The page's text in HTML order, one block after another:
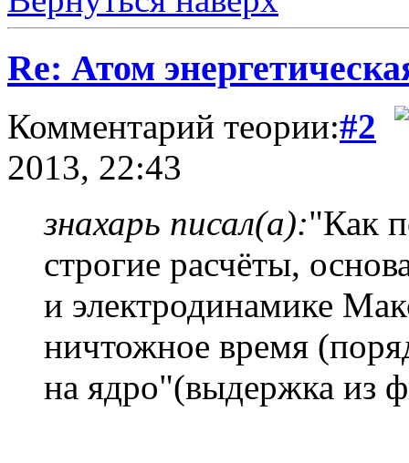
Re: Атом
Комментарий теории:#2
2013, 22:43
знахарь писал(а):"Как
строгие расчёты,
и электродинамике
ничтожное время
на ядро"(выдержка из